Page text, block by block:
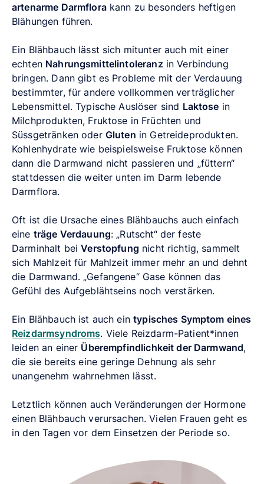
artenarme Darmflorakann zu besonders heftigen
Blähungen führen.
Ein Blähbauch lässt sich mitunter auch mit einer
echten Nahrungsmittelintoleranz in Verbindung
bringen. Dann gibt es Probleme mit der Verdauung
bestimmter, für andere vollkommen verträglicher
Lebensmittel. Typische Auslöser sind Laktose in
Milchprodukten, Fruktose in Früchten und
Süssgetränken oder Gluten in Getreideprodukten.
Kohlenhydrate wie beispielsweise Fruktose können
dann die Darmwand nicht passieren und „füttern“
stattdessen die weiter unten im Darm lebende
Darmflora.
Oft ist die Ursache eines Blähbauchs auch einfach
eine träge Verdauung: „Rutscht“ der feste
Darminhalt beiVerstopfung nicht richtig, sammelt
sich Mahlzeit für Mahlzeit immer mehr an und dehnt
die Darmwand. „Gefangene“ Gase können das
Gefühl des Aufgeblähtseins noch verstärken.
Ein Blähbauch ist auch eintypisches Symptom eines
Reizdarmsyndroms. Viele Reizdarm-Patient*innen
leiden an einer Überempfindlichkeit der Darmwand,
die sie bereits eine geringe Dehnung als sehr
unangenehm wahrnehmen lässt.
Letztlich können auch Veränderungen der Hormone
einen Blähbauch verursachen. Vielen Frauen geht es
in den Tagen vor dem Einsetzen der Periode so.